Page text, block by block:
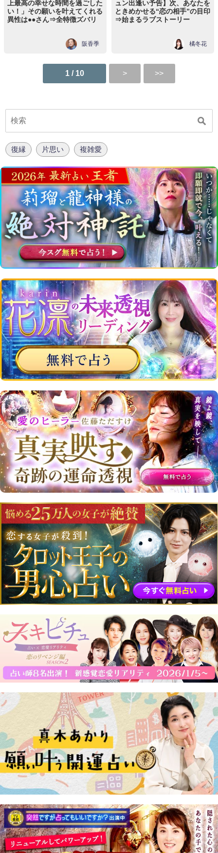
上最高の幸せな時間を過ごした
い！」その願いを叶えてくれる
異性は●●さん⇒全特徴ズバリ
阪香季
ュン出逢い予告】次、あなたを
ときめかせる“恋の相手”の目印
⇒始まるラブストーリー
橘冬花
1 / 10
復縁 片思い 複雑愛